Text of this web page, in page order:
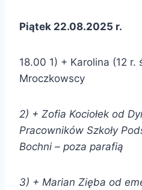
Piątek 22.08.2025 r.
18.00 1) + Karolina (12 r.
Mroczkowscy
2) + Zofia Kociołek od
Pracowników Szkoły
Bochni – poza parafią
3) + Marian Zięba od